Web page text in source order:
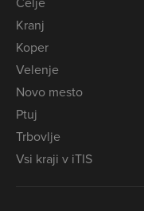
Kranj
Koper
Velenje
Novo mesto
Ptuj
Trbovlje
Vsi kraji v iTIS